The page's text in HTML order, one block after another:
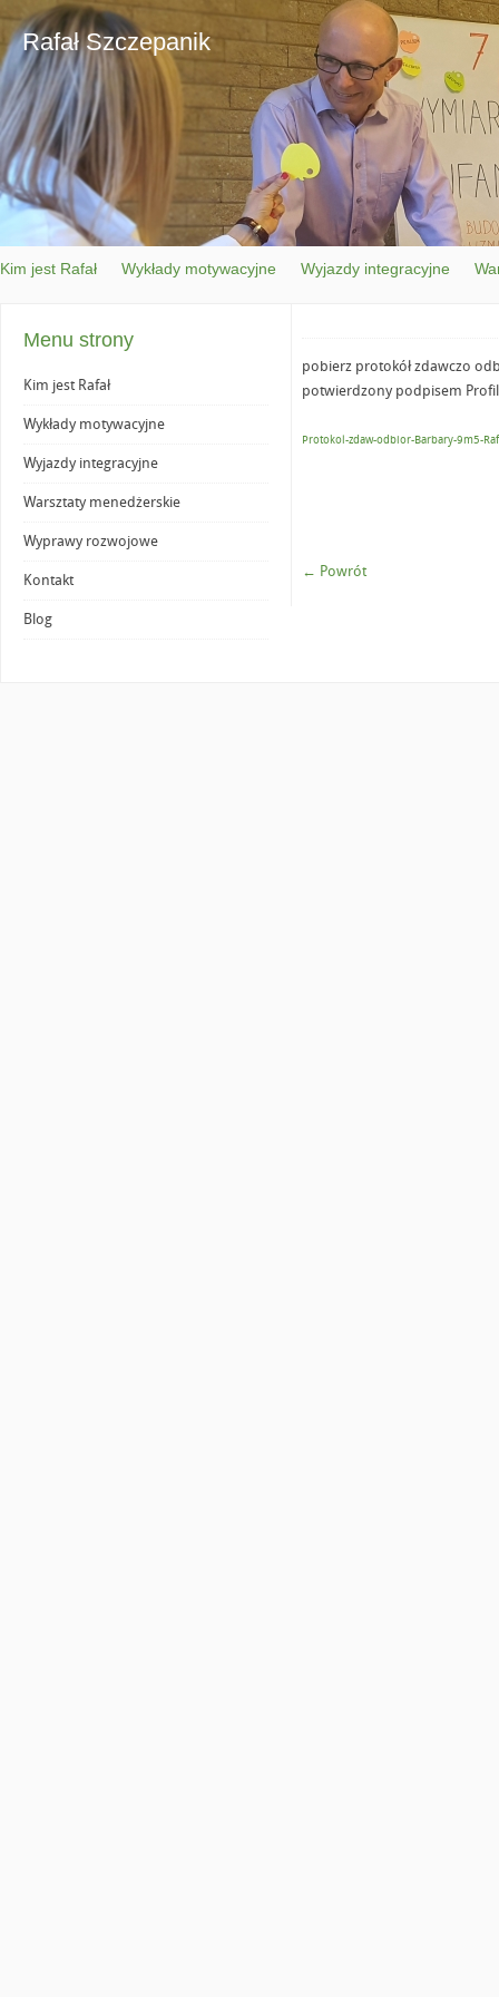
Rafał Szczepanik
Kim jest Rafał Wykłady motywacyjne Wyjazdy integracyjne
Menu strony
Kim jest Rafał
Wykłady motywacyjne
Wyjazdy integracyjne
Warsztaty menedżerskie
Wyprawy rozwojowe
Kontakt
Blog
pobierz protokół zdawczo
potwierdzony podpisem
Protokol-zdaw-odbior-Barbary-9m5-
← Powrót